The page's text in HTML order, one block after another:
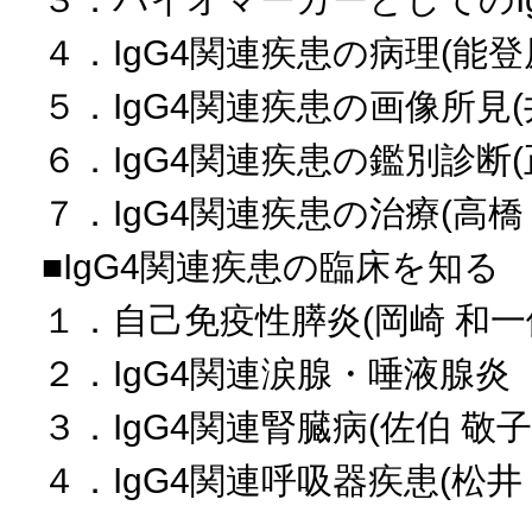
４．IgG4関連疾患の病理(能
５．IgG4関連疾患の画像所見
６．IgG4関連疾患の鑑別診断
７．IgG4関連疾患の治療(高
■IgG4関連疾患の臨床を知る
１．自己免疫性膵炎(岡崎 和
２．IgG4関連涙腺・唾液腺
３．IgG4関連腎臓病(佐伯 敬
４．IgG4関連呼吸器疾患(松